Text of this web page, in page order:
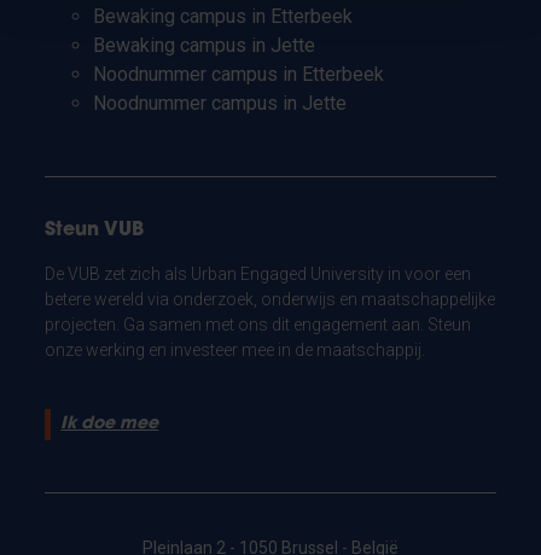
Bewaking campus in Etterbeek
Bewaking campus in Jette
Noodnummer campus in Etterbeek
Noodnummer campus in Jette
Steun VUB
De VUB zet zich als Urban Engaged University in voor een
betere wereld via onderzoek, onderwijs en maatschappelijke
projecten. Ga samen met ons dit engagement aan. Steun
onze werking en investeer mee in de maatschappij.
Ik doe mee
Pleinlaan 2 - 1050 Brussel - België